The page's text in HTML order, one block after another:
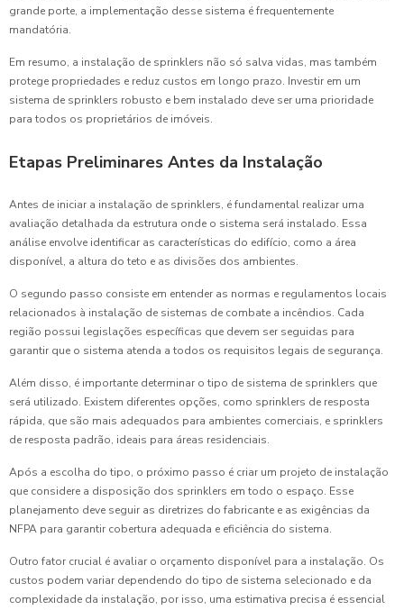
grande porte, a implementação desse sistema é frequentemente
mandatória.
Em resumo, a instalação de sprinklers não só salva vidas, mas também
protege propriedades e reduz custos em longo prazo. Investir em um
sistema de sprinklers robusto e bem instalado deve ser uma prioridade
para todos os proprietários de imóveis.
Etapas Preliminares Antes da Instalação
Antes de iniciar a instalação de sprinklers, é fundamental realizar uma
avaliação detalhada da estrutura onde o sistema será instalado. Essa
análise envolve identificar as características do edifício, como a área
disponível, a altura do teto e as divisões dos ambientes.
O segundo passo consiste em entender as normas e regulamentos locais
relacionados à instalação de sistemas de combate a incêndios. Cada
região possui legislações específicas que devem ser seguidas para
garantir que o sistema atenda a todos os requisitos legais de segurança.
Além disso, é importante determinar o tipo de sistema de sprinklers que
será utilizado. Existem diferentes opções, como sprinklers de resposta
rápida, que são mais adequados para ambientes comerciais, e sprinklers
de resposta padrão, ideais para áreas residenciais.
Após a escolha do tipo, o próximo passo é criar um projeto de instalação
que considere a disposição dos sprinklers em todo o espaço. Esse
planejamento deve seguir as diretrizes do fabricante e as exigências da
NFPA para garantir cobertura adequada e eficiência do sistema.
Outro fator crucial é avaliar o orçamento disponível para a instalação. Os
custos podem variar dependendo do tipo de sistema selecionado e da
complexidade da instalação, por isso, uma estimativa precisa é essencial